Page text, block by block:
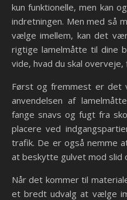
kun funktionelle, men kan
indretningen. Men med så
vælge imellem, kan det
rigtige lamelmåtte til dine
vide, hvad du skal
Først og fremmest er det
anvendelsen af
fange snavs og fugt fra
placere ved
trafik. De er også nemme
at beskytte gulvet mod slid
Når det kommer til
et bredt udvalg at vælge